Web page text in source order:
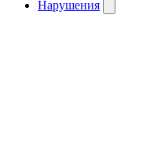
Нарушения